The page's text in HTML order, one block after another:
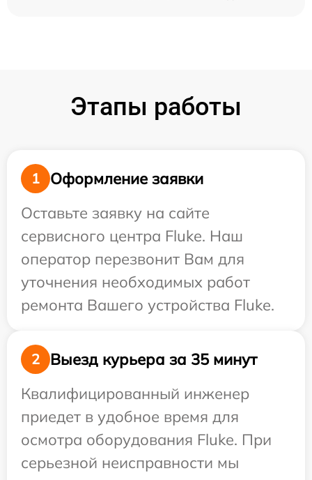
Этапы работы
1
Оформление заявки
Оставьте заявку на сайте
сервисного центра Fluke. Наш
оператор перезвонит Вам для
уточнения необходимых работ
ремонта Вашего устройства Fluke.
2
Выезд курьера за 35 минут
Квалифицированный инженер
приедет в удобное время для
осмотра оборудования Fluke. При
серьезной неисправности мы